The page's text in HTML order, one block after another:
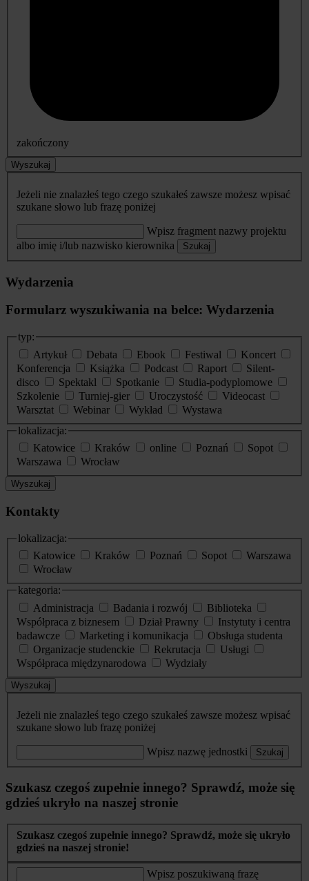
zakończony
Wyszukaj
Jeżeli nie znalazłeś tego czego szukałeś zawsze możesz wpisać
szukane słowo lub frazę poniżej
Wpisz fragment nazwy projektu
albo imię i/lub nazwisko kierownika
Szukaj
Wydarzenia
Formularz wyszukiwania na belce: Wydarzenia
typ:
Artykuł
Debata Ebook Festiwal
Koncert
Konferencja
Książka Podcast Raport
Silent-
disco
Spektakl Spotkanie
Studia-podyplomowe
Szkolenie
Turniej-gier Uroczystość
Videocast
Warsztat
Webinar Wykład
Wystawa
lokalizacja:
Katowice
Kraków online Poznań
Sopot
Warszawa
Wrocław
Wyszukaj
Kontakty
lokalizacja:
Katowice
Kraków Poznań Sopot
Warszawa
Wrocław
kategoria:
Administracja
Badania i rozwój
Biblioteka
Współpraca z biznesem
Dział Prawny
Instytuty i centra
badawcze
Marketing i komunikacja
Obsługa studenta
Organizacje studenckie
Rekrutacja
Usługi
Współpraca międzynarodowa
Wydziały
Wyszukaj
Jeżeli nie znalazłeś tego czego szukałeś zawsze możesz wpisać
szukane słowo lub frazę poniżej
Wpisz nazwę jednostki Szukaj
Szukasz czegoś zupełnie innego? Sprawdź, może się
gdzieś ukryło na naszej stronie
Szukasz czegoś zupełnie innego? Sprawdź, może się ukryło
gdzieś na naszej stronie!
Wpisz poszukiwaną frazę